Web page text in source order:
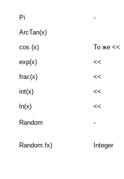
Pi -
ArcTan(x)
cos (x)
To же <<
exp(x)
<<
frac(x)
<<
int(x)
<<
ln(x)
<<
Random -
Random.fx) Integer